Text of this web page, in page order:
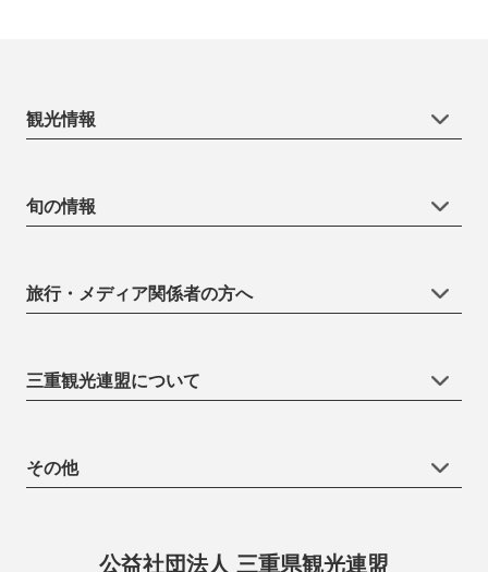
観光情報
旬の情報
旅行・メディア関係者の方へ
三重観光連盟について
その他
公益社団法人 三重県観光連盟